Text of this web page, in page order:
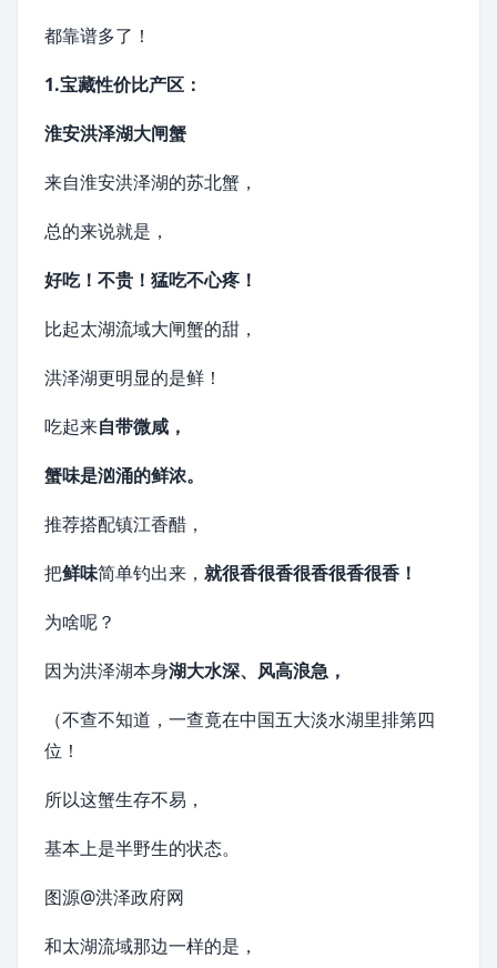
都靠谱多了！
1.宝藏性价比产区：
淮安洪泽湖大闸蟹
来自淮安洪泽湖的苏北蟹，
总的来说就是，
好吃！不贵！猛吃不心疼！
比起太湖流域大闸蟹的甜，
洪泽湖更明显的是鲜！
吃起来自带微咸，
蟹味是汹涌的鲜浓。
推荐搭配镇江香醋 ，
把鲜味简单钓出来， 就很香很香很香很香很香！
为啥呢？
因为洪泽湖本身湖大水深、风高浪急，
（不查不知道，一查竟在中国五大淡水湖里排第四
位！
所以这蟹生存不易，
基本上是半野生的状态。
图源@洪泽政府网
和太湖流域那边一样的是，